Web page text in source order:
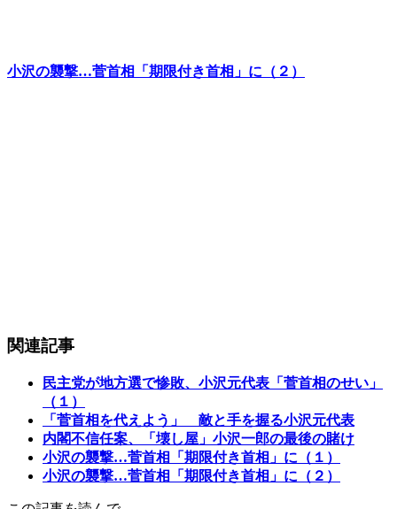
小沢の襲撃…菅首相「期限付き首相」に（２）
関連記事
民主党が地方選で惨敗、小沢元代表「菅首相のせい」
（１）
「菅首相を代えよう」 敵と手を握る小沢元代表
内閣不信任案、「壊し屋」小沢一郎の最後の賭け
小沢の襲撃…菅首相「期限付き首相」に（１）
小沢の襲撃…菅首相「期限付き首相」に（２）